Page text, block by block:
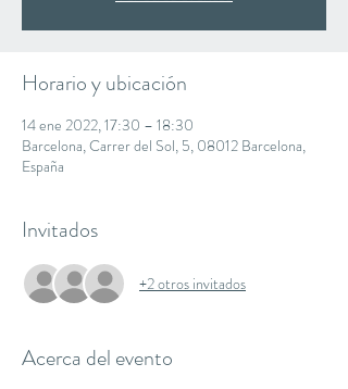
Horario y ubicación
14 ene 2022, 17:30 – 18:30
Barcelona, Carrer del Sol, 5, 08012 Barcelona,
España
Invitados
+2 otros invitados
Acerca del evento